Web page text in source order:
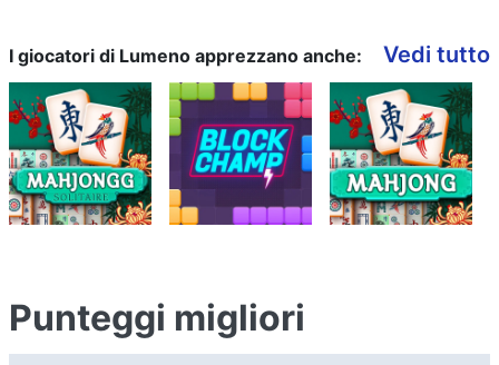
I giocatori di Lumeno apprezzano anche: Vedi tutto
Punteggi migliori